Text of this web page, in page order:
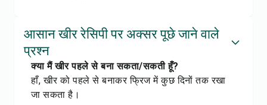
आसान खीर रेसिपी पर अक्सर पूछे जाने वाले
प्रश्न
क्या मैं खीर पहले से बना सकता/सकती हूँ?
हाँ, खीर को पहले से बनाकर फ्रिज में कुछ दिनों तक रखा
जा सकता है।